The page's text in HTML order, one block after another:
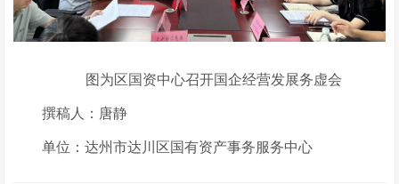
图为区国资中心召开国企经营发展务虚会
撰稿人：唐静
单位：达州市达川区国有资产事务服务中心